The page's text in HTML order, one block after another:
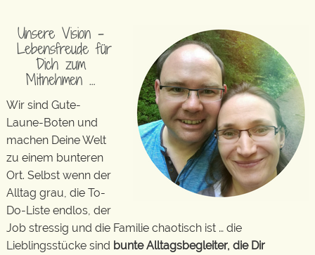
Unsere Vision –
Lebensfreude für
Dich zum
Mitnehmen …
Wir sind Gute-
Laune-Boten und
machen Deine Welt
zu einem bunteren
Ort. Selbst wenn der
Alltag grau, die To-
Do-Liste endlos, der
Job stressig und die Familie chaotisch ist … die
Lieblingsstücke sind bunte Alltagsbegleiter, die Dir